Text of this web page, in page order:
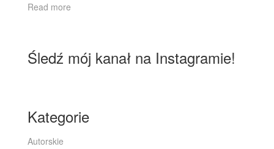
Read more
Śledź mój kanał na Instagramie!
Kategorie
Autorskie